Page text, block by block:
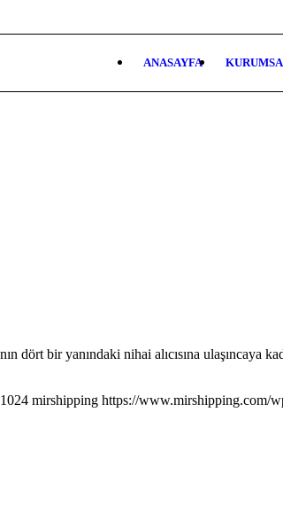
ANASAYFA
bir yanındaki nihai alıcısına ulaşıncaya
1024 mirshipping https://www.mirshipping.com/